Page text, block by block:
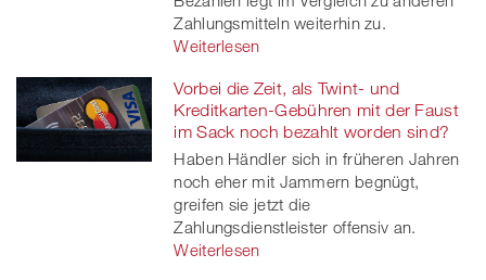
Zahlungsmitteln weiterhin zu.
Weiterlesen
Vorbei die Zeit, als Twint- und
Kreditkarten-Gebühren mit der Faust
im Sack noch bezahlt worden sind?
Haben Händler sich in früheren Jahren
noch eher mit Jammern begnügt,
greifen sie jetzt die
Zahlungsdienstleister offensiv an.
Weiterlesen